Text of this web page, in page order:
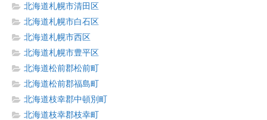
北海道札幌市清田区
北海道札幌市白石区
北海道札幌市西区
北海道札幌市豊平区
北海道松前郡松前町
北海道松前郡福島町
北海道枝幸郡中頓別町
北海道枝幸郡枝幸町